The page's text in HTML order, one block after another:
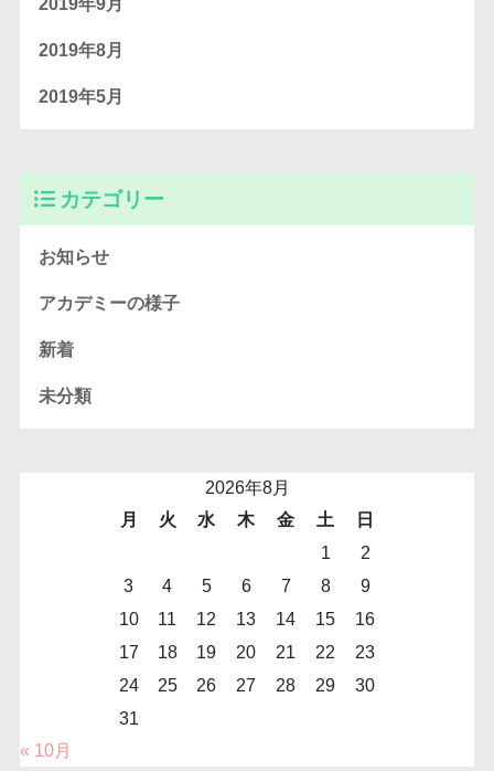
2019年9月
2019年8月
2019年5月
カテゴリー
お知らせ
アカデミーの様子
新着
未分類
2026年8月
月
火 水 木 金 土
日
1
2
3
4 5 6 7 8
9
10
11 12 13 14 15
16
17
18 19 20 21 22
23
24
25 26 27 28 29
30
31
« 10月